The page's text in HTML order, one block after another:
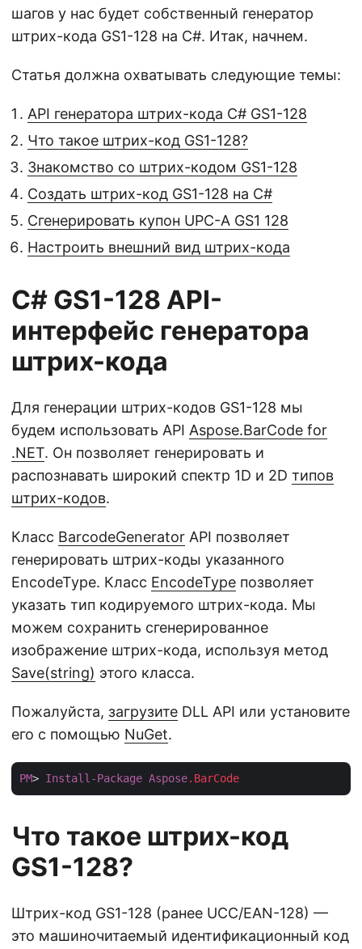
шагов у нас будет собственный генератор
штрих-кода GS1-128 на C#. Итак, начнем.
Статья должна охватывать следующие темы:
API генератора штрих-кода C# GS1-128
Что такое штрих-код GS1-128?
Знакомство со штрих-кодом GS1-128
Создать штрих-код GS1-128 на C#
Сгенерировать купон UPC-A GS1 128
Настроить внешний вид штрих-кода
С# GS1-128 API-
интерфейс генератора
штрих-кода
Для генерации штрих-кодов GS1-128 мы
будем использовать API Aspose.BarCode for
.NET. Он позволяет генерировать и
распознавать широкий спектр 1D и 2D типов
штрих-кодов.
Класс BarcodeGenerator API позволяет
генерировать штрих-коды указанного
EncodeType. Класс EncodeType позволяет
указать тип кодируемого штрих-кода. Мы
можем сохранить сгенерированное
изображение штрих-кода, используя метод
Save(string) этого класса.
Пожалуйста, загрузите DLL API или установите
его с помощью NuGet.
PM> Install-Package Aspose.BarCode
Что такое штрих-код
GS1-128?
Штрих-код GS1-128 (ранее UCC/EAN-128) —
это машиночитаемый идентификационный код